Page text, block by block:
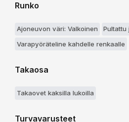
Runko
Ajoneuvon väri: Valkoinen
Pultattu
Varapyöräteline kahdelle renkaalle
Takaosa
Takaovet kaksilla lukoilla
Turvavarusteet